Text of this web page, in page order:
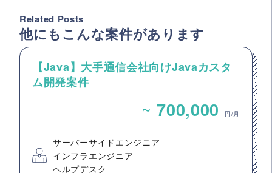
Related Posts
他にもこんな案件があります
【Java】大手通信会社向けJavaカスタ
ム開発案件
~ 700,000 円/月
サーバーサイドエンジニア
インフラエンジニア
ヘルプデスク